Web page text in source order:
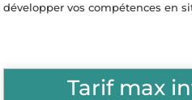
développer vos compétences en
Tarif max